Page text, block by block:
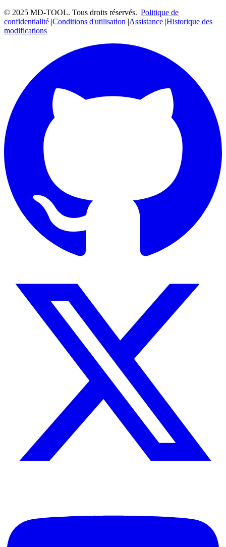
© 2025 MD-TOOL. Tous droits réservés. |Politique de
confidentialité |Conditions d'utilisation |Assistance |Historique des
modifications